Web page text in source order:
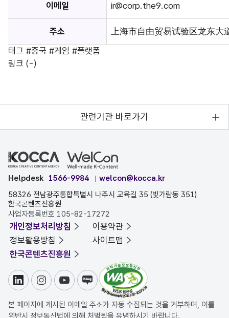
이메일 ir@corp.the9.com
주소
上海市自由贸易试验区龙东
태그 #중국 #게임 #플랫폼
링크 (-)
관련기관 바로가기
Helpdesk 1566-9984
welcon@kocca.kr
58326 전남광주통합특별시 나주시 교육길 35 (빛가람동 351)
한국콘텐츠진흥원
사업자등록번호 105-82-17272
개인정보처리방침
이용약관
정보활용방침
사이트맵
한국콘텐츠진흥원
링크드인인스타그램
유튜브블로그
본 페이지에 게시된 이메일 주소가 자동 수집되는 것을 거부하며, 이를
위반시 정보통신법에 의해 처벌됨을 유념하시기 바랍니다.